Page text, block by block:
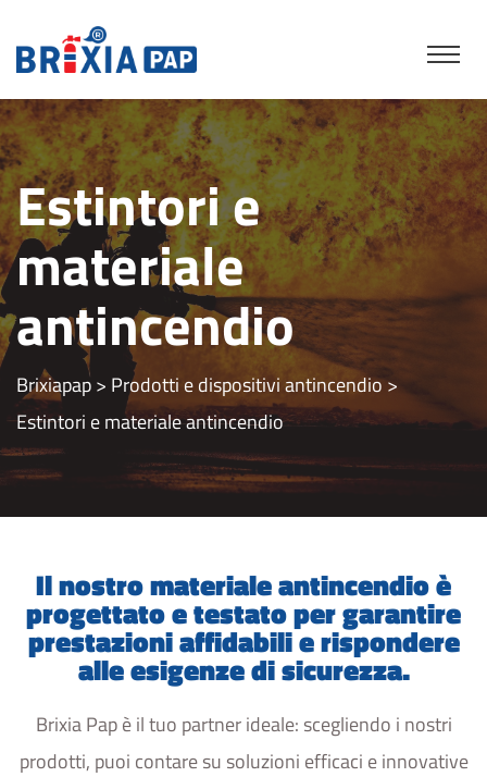
Estintori e
materiale
antincendio
Brixiapap> Prodotti e dispositivi antincendio>
Estintori e materiale antincendio
Il nostro materiale antincendio è
progettato e testato per garantire
prestazioni affidabili e rispondere
alle esigenze di sicurezza.
Brixia Pap è il tuo partner ideale: scegliendo i nostri
prodotti, puoi contare su soluzioni efficaci e innovative